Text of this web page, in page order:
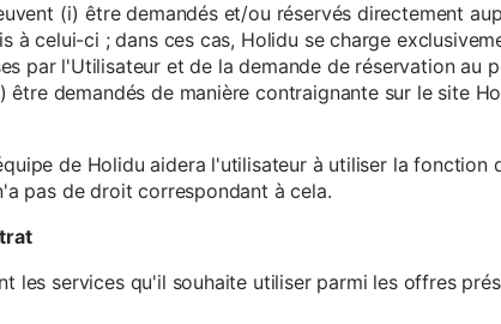
(i) être demandés et/ou réservés directement
à celui-ci ; dans ces cas, Holidu se charge
par l'Utilisateur et de la demande de réservation au
demandés de manière contraignante sur le site
de Holidu aidera l'utilisateur à utiliser la fonction
pas de droit correspondant à cela.
les services qu'il souhaite utiliser parmi les offres